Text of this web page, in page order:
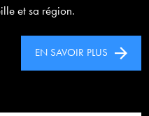
et sa région.
EN SAVOIR PLUS